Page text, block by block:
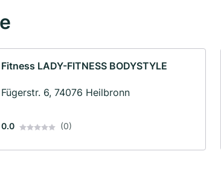
Fitness LADY-FITNESS BODYSTYLE
Fügerstr. 6, 74076 Heilbronn
0.0 (0)